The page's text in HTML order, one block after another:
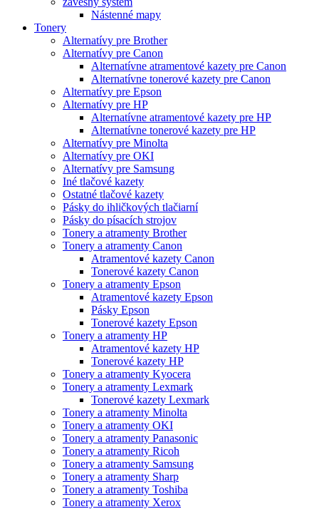
Nástenné mapy
Tonery
Alternatívy pre Brother
Alternatívy pre Canon
Alternatívne atramentové kazety pre Canon
Alternatívne tonerové kazety pre Canon
Alternatívy pre Epson
Alternatívy pre HP
Alternatívne atramentové kazety pre HP
Alternatívne tonerové kazety pre HP
Alternatívy pre Minolta
Alternatívy pre OKI
Alternatívy pre Samsung
Iné tlačové kazety
Ostatné tlačové kazety
Pásky do ihličkových tlačiarní
Pásky do písacích strojov
Tonery a atramenty Brother
Tonery a atramenty Canon
Atramentové kazety Canon
Tonerové kazety Canon
Tonery a atramenty Epson
Atramentové kazety Epson
Pásky Epson
Tonerové kazety Epson
Tonery a atramenty HP
Atramentové kazety HP
Tonerové kazety HP
Tonery a atramenty Kyocera
Tonery a atramenty Lexmark
Tonerové kazety Lexmark
Tonery a atramenty Minolta
Tonery a atramenty OKI
Tonery a atramenty Panasonic
Tonery a atramenty Ricoh
Tonery a atramenty Samsung
Tonery a atramenty Sharp
Tonery a atramenty Toshiba
Tonery a atramenty Xerox